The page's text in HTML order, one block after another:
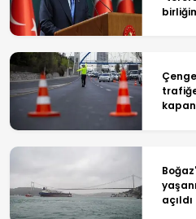
yaşanmıştı:
açıldı